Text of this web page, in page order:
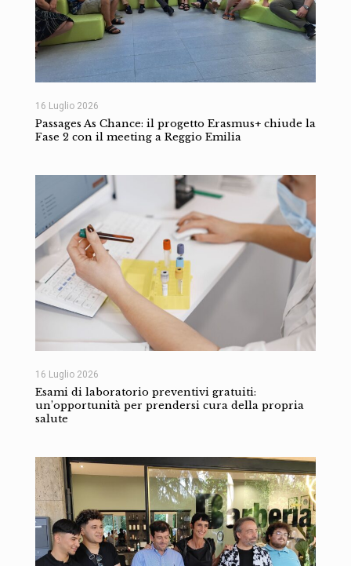
16 Luglio 2026
Passages As Chance: il progetto Erasmus+ chiude la
Fase 2 con il meeting a Reggio Emilia
16 Luglio 2026
Esami di laboratorio preventivi gratuiti:
un’opportunità per prendersi cura della propria
salute